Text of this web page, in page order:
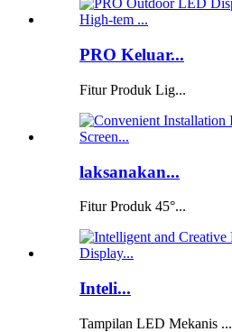
PRO Keluar...
Fitur Produk Lig...
laksanakan...
Fitur Produk 45°...
Inteli...
Tampilan LED Mekanis ...